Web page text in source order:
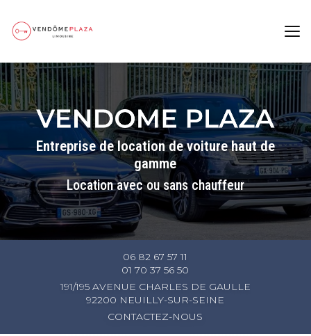
contenu
Entreprise de location de voiture haut de
gamme
Location avec ou sans chauffeur
06 82 67 57 11
01 70 37 56 50
191/195 AVENUE CHARLES DE GAULLE
92200 NEUILLY-SUR-SEINE
CONTACTEZ-NOUS